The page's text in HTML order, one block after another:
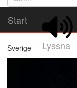
Start
Lyssna
Sverige